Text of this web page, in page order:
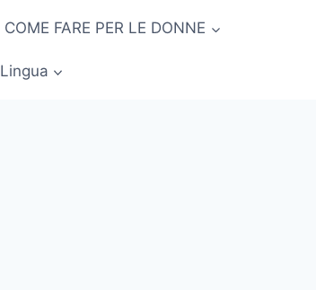
COME FARE PER LE DONNE
Lingua